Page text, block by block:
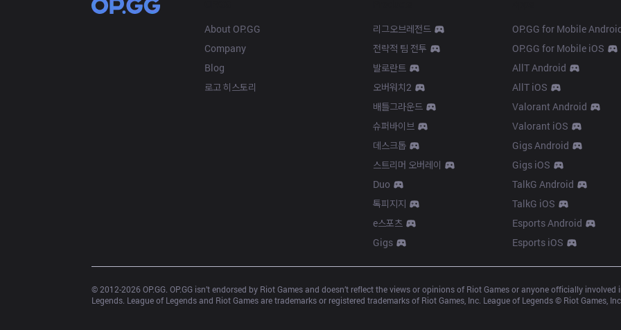
About OP.GG
Company
Blog
로고 히스토리
리그오브레전드
전략적 팀 전투
발로란트
오버워치2
배틀그라운드
슈퍼바이브
데스크톱
스트리머 오버레이
Duo
톡피지지
e스포츠
Gigs
OP.GG for Mobile
OP.GG for Mobile iOS
AllT Android
AllT iOS
Valorant Android
Valorant iOS
Gigs Android
Gigs iOS
TalkG Android
TalkG iOS
Esports Android
Esports iOS
© 2012-2026 OP.GG. OP.GG isn’t endorsed by Riot Games and doesn’t reflect the views or opinions of Riot Games or anyone officially
Legends. League of Legends and Riot Games are trademarks or registered trademarks of Riot Games, Inc. League of Legends © Riot Games, Inc.